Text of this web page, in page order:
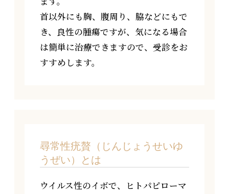
首以外にも胸、腹周り、脇などにもで
き、良性の腫瘍ですが、気になる場合
は簡単に治療できますので、受診をお
すすめします。
尋常性疣贅（じんじょうせいゆ
うぜい）とは
ウイルス性のイボで、ヒトパピローマ